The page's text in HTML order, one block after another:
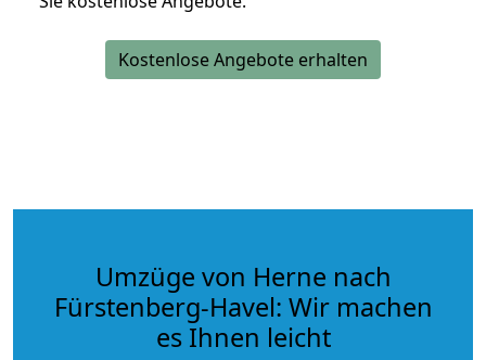
Kostenlose Angebote erhalten
Umzüge von Herne nach
Fürstenberg-Havel: Wir machen
es Ihnen leicht